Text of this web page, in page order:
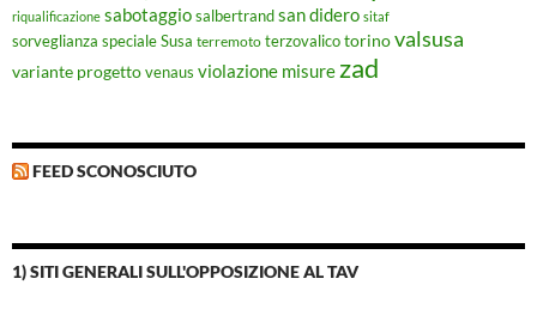
riqualificazione sabotaggiosalbertrandsan didero sitaf
sorveglianza speciale Susa terremoto terzovalico torinovalsusa
variante progettovenaus violazione misure zad
FEED SCONOSCIUTO
1) SITI GENERALI SULL'OPPOSIZIONE AL TAV